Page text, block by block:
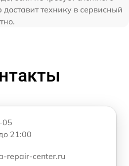
технику в сервисный
05
21:00
repair-center.ru